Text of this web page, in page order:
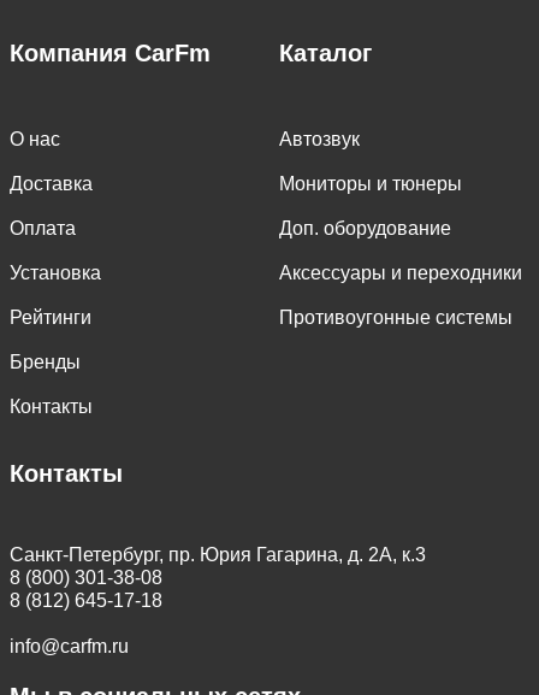
Компания CarFm
О нас
Доставка
Оплата
Установка
Рейтинги
Бренды
Контакты
Каталог
Автозвук
Мониторы и тюнеры
Доп. оборудование
Аксессуары и переходники
Противоугонные системы
Контакты
Санкт-Петербург, пр. Юрия Гагарина, д. 2А, к.3
8 (800) 301-38-08
8 (812) 645-17-18
info@carfm.ru